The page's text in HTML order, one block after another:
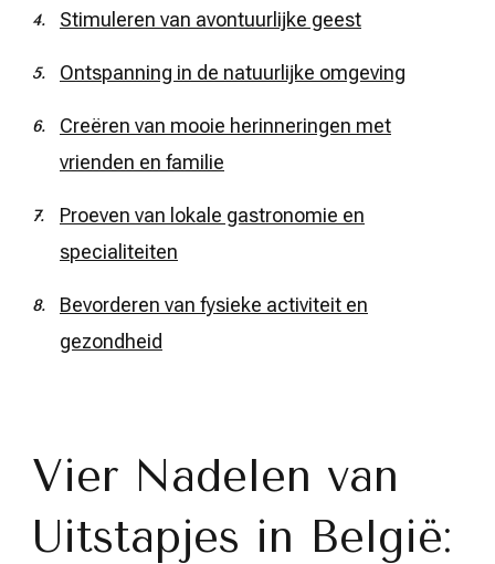
Stimuleren van avontuurlijke geest
Ontspanning in de natuurlijke omgeving
Creëren van mooie herinneringen met
vrienden en familie
Proeven van lokale gastronomie en
specialiteiten
Bevorderen van fysieke activiteit en
gezondheid
Vier Nadelen van
Uitstapjes in België: